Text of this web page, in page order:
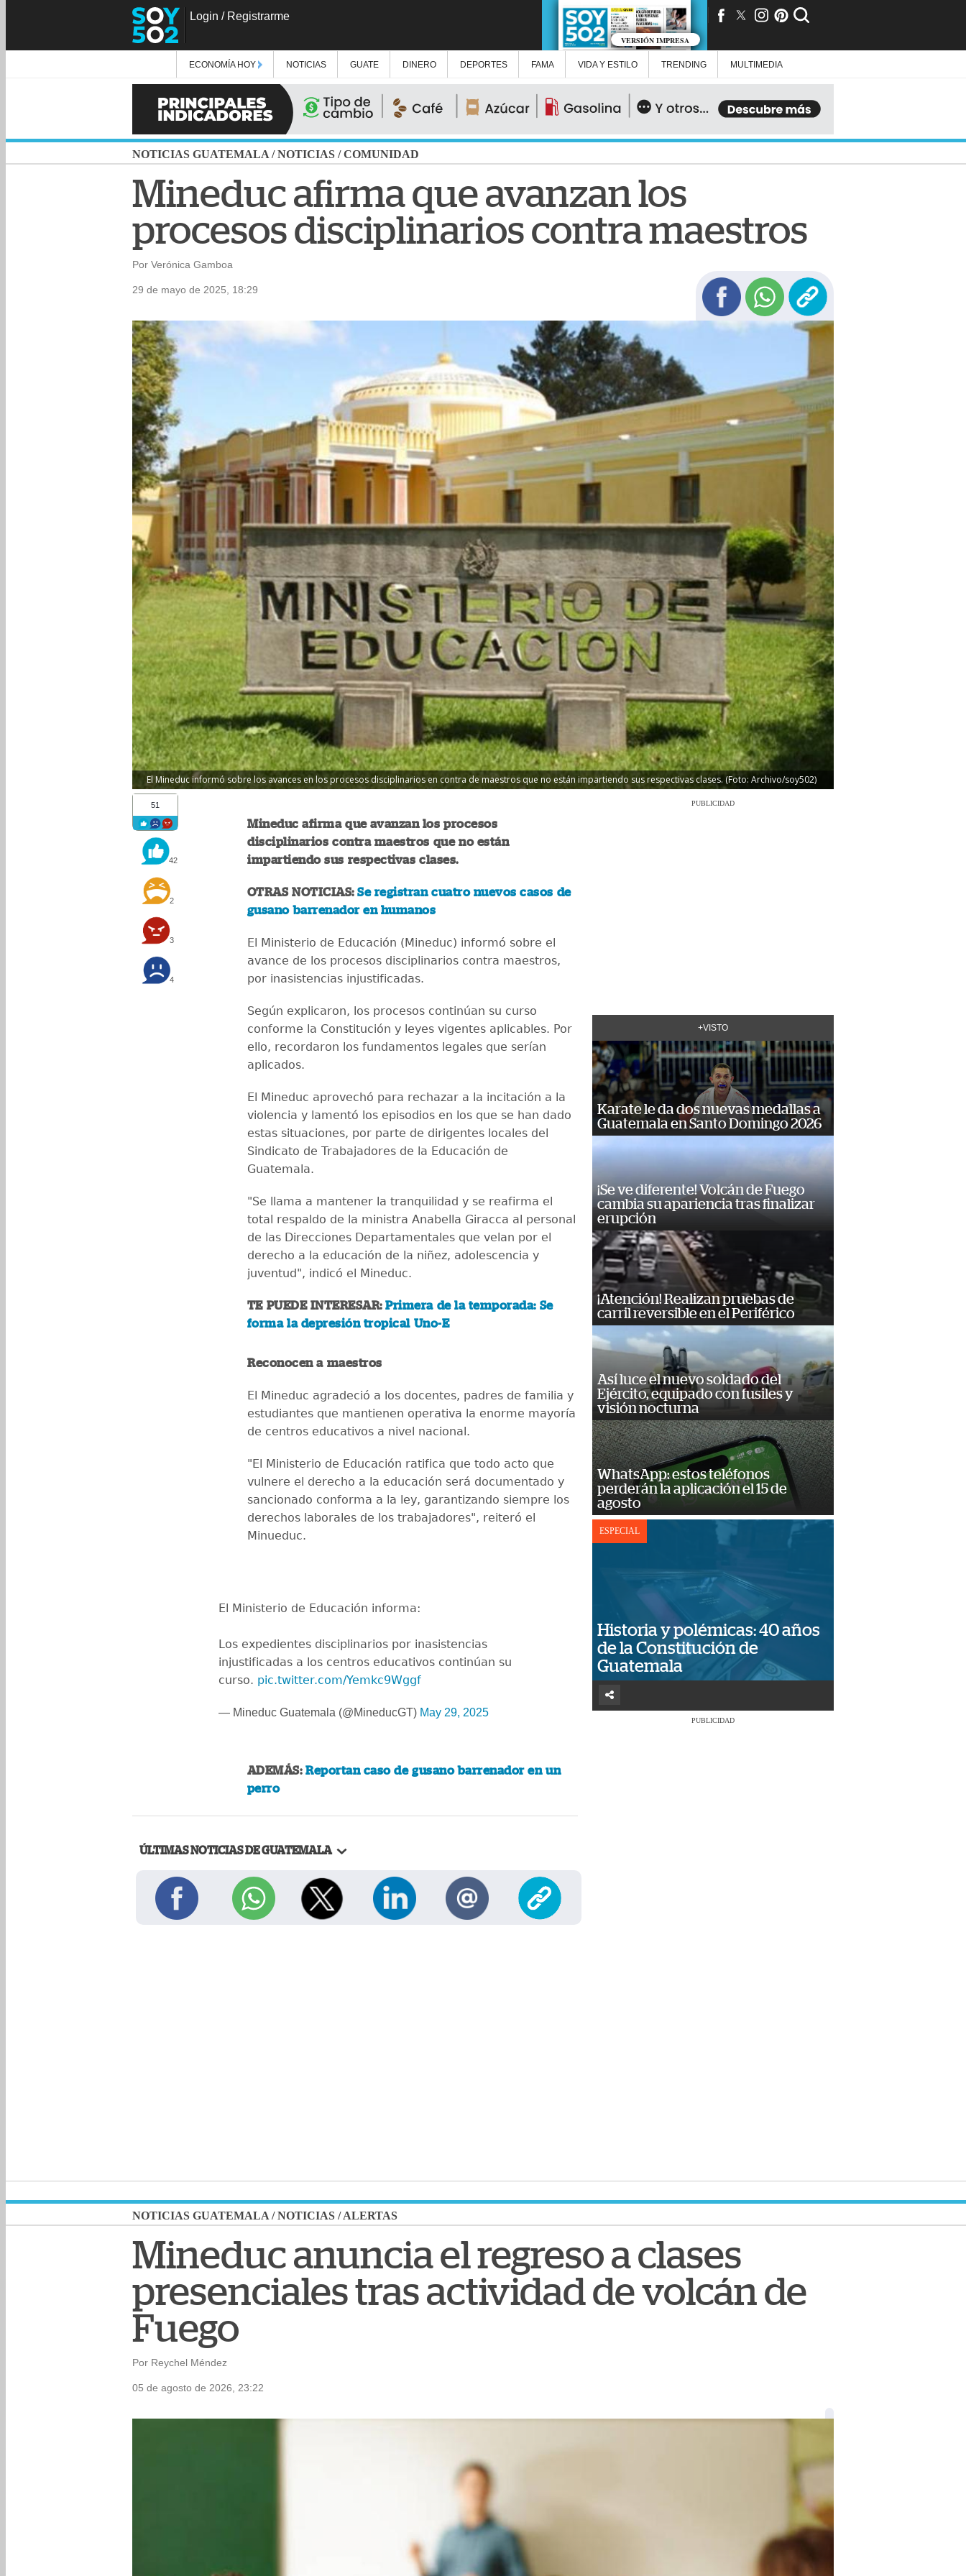
Login / Registrarme
VERSIÓN IMPRESA
ECONOMÍA HOY NOTICIAS GUATE DINERO DEPORTES FAMA VIDA Y ESTILO TRENDING MULTIMEDIA
NOTICIAS GUATEMALA /NOTICIAS /COMUNIDAD
Mineduc afirma que avanzan los
procesos disciplinarios contra maestros
Por Verónica Gamboa
29 de mayo de 2025, 18:29
El Mineduc informó sobre los avances en los procesos disciplinarios en contra de maestros que no están impartiendo sus respectivas clases. (Foto: Archivo/soy502)
51
42
2
3
4
Mineduc afirma que avanzan los procesos
disciplinarios contra maestros que no están
impartiendo sus respectivas clases.
OTRAS NOTICIAS:Se registran cuatro nuevos casos de
gusano barrenador en humanos
El Ministerio de Educación (Mineduc) informó sobre el
avance de los procesos disciplinarios contra maestros,
por inasistencias injustificadas.
Según explicaron, los procesos continúan su curso
conforme la Constitución y leyes vigentes aplicables. Por
ello, recordaron los fundamentos legales que serían
aplicados.
El Mineduc aprovechó para rechazar a la incitación a la
violencia y lamentó los episodios en los que se han dado
estas situaciones, por parte de dirigentes locales del
Sindicato de Trabajadores de la Educación de
Guatemala.
"Se llama a mantener la tranquilidad y se reafirma el
total respaldo de la ministra Anabella Giracca al personal
de las Direcciones Departamentales que velan por el
derecho a la educación de la niñez, adolescencia y
juventud", indicó el Mineduc.
TE PUEDE INTERESAR:Primera de la temporada: Se
forma la depresión tropical Uno-E
Reconocen a maestros
El Mineduc agradeció a los docentes, padres de familia y
estudiantes que mantienen operativa la enorme mayoría
de centros educativos a nivel nacional.
"El Ministerio de Educación ratifica que todo acto que
vulnere el derecho a la educación será documentado y
sancionado conforma a la ley, garantizando siempre los
derechos laborales de los trabajadores", reiteró el
Minueduc.
El Ministerio de Educación informa:
Los expedientes disciplinarios por inasistencias
injustificadas a los centros educativos continúan su
curso. pic.twitter.com/Yemkc9Wggf
— Mineduc Guatemala (@MineducGT) May 29, 2025
ADEMÁS:Reportan caso de gusano barrenador en un
perro
ÚLTIMAS NOTICIAS DE GUATEMALA
PUBLICIDAD
+VISTO
Karate le da dos nuevas medallas a
Guatemala en Santo Domingo 2026
¡Se ve diferente! Volcán de Fuego
cambia su apariencia tras finalizar
erupción
¡Atención! Realizan pruebas de
carril reversible en el Periférico
Así luce el nuevo soldado del
Ejército, equipado con fusiles y
visión nocturna
WhatsApp: estos teléfonos
perderán la aplicación el 15 de
agosto
ESPECIAL
Historia y polémicas: 40 años
de la Constitución de
Guatemala
PUBLICIDAD
NOTICIAS GUATEMALA /NOTICIAS /ALERTAS
Mineduc anuncia el regreso a clases
presenciales tras actividad de volcán de
Fuego
Por Reychel Méndez
05 de agosto de 2026, 23:22